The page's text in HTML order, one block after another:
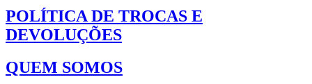
POLÍTICA DE TROCAS E
DEVOLUÇÕES
QUEM SOMOS